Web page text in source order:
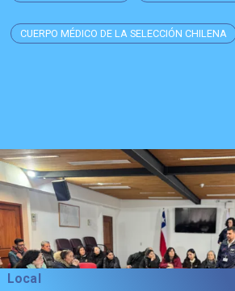
CUERPO MÉDICO DE LA SELECCIÓN CHILENA
Local